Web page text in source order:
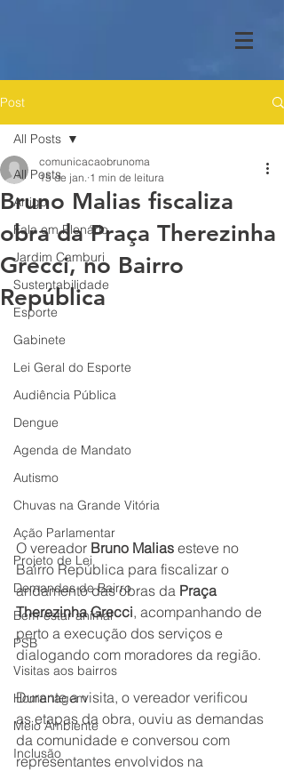
Post
All Posts
Artigo
Fala em Plenário
Jardim Camburi
Sustentabilidade
Esporte
Gabinete
Lei Geral do Esporte
Audiência Pública
Dengue
Agenda de Mandato
Autismo
Chuvas na Grande Vitória
Ação Parlamentar
Projeto de Lei
Demandas de Bairro
Bem-estar animal
PSB
Visitas aos bairros
Homenagem
Meio Ambiente
Inclusão
All Posts
Bruno Malias fiscaliza
obra da Praça Therezinha
Grecci, no Bairro
República
comunicacaobrunoma
15 de jan. 1 min de leitura
O vereador Bruno Malias esteve no
Bairro República para fiscalizar o
andamento das obras da Praça
Therezinha Grecci, acompanhando de
perto a execução dos serviços e
dialogando com moradores da região.
Durante a visita, o vereador verificou
as etapas da obra, ouviu as demandas
da comunidade e conversou com
representantes envolvidos na